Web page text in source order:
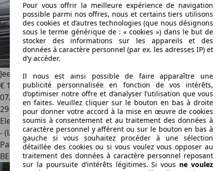
Jeep Avenger Avenger 1.2 Turbo MHEV Altitude Altitude
€ 19 300
07/2025
29 000 km
Electrique/Essence
- (l/100 km)
Particulier
BE 5600Philippeville
Pour vous offrir la meilleure expérience de navigation
possible parmi nos offres, nous et certains tiers utilisons
des cookies et d’autres technologies (que nous désignons
sous le terme générique de : « cookies ») dans le but de
stocker des informations sur les appareils et des
données à caractère personnel (par ex. les adresses IP) et
d’y accéder.
Il nous est ainsi possible de faire apparaître une
publicité personnalisée en fonction de vos intérêts,
d’optimiser notre offre et d’analyser l’utilisation que vous
en faites. Veuillez cliquer sur le bouton en bas à droite
pour donner votre accord à la mise en œuvre de cookies
soumis à consentement et au traitement des données à
caractère personnel y afférent ou sur le bouton en bas à
gauche si vous souhaitez procéder à une sélection
détaillée des cookies ou si vous voulez vous opposer au
traitement des données à caractère personnel reposant
sur la poursuite d’intérêts légitimes. Si vous ne voulez